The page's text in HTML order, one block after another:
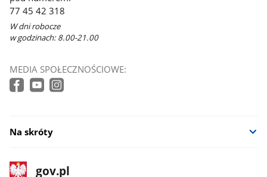
77 45 42 318
W dni robocze
w godzinach: 8.00-21.00
MEDIA SPOŁECZNOŚCIOWE:
Na skróty
stopkaStrona
gov.pl